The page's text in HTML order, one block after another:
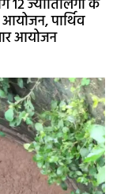
ज्योतिर्लिंगों के
आयोजन, पार्थिव
आयोजन